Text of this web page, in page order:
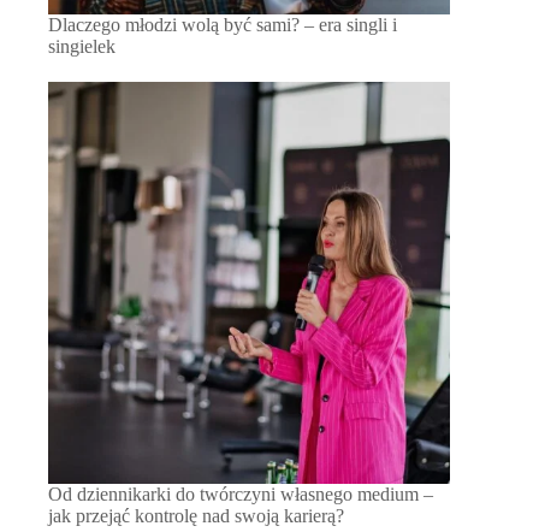
Dlaczego młodzi wolą być sami? – era singli i
singielek
Od dziennikarki do twórczyni własnego medium –
jak przejąć kontrolę nad swoją karierą?